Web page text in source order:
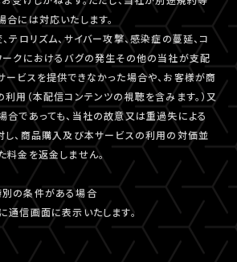
には対応いたします。
テロリズム、サイバー攻撃、感染症の蔓延、コ
ークにおけるバグの発生その他の当社が支配
ービスを提供できなかった場合や、お客様が商
用（本配信コンテンツの視聴を含みます。）又
合であっても、当社の故意又は重過失による
し、商品購入及び本サービスの利用の対価並
料金を返金しません。
の条件がある場合
通信画面に表示いたします。